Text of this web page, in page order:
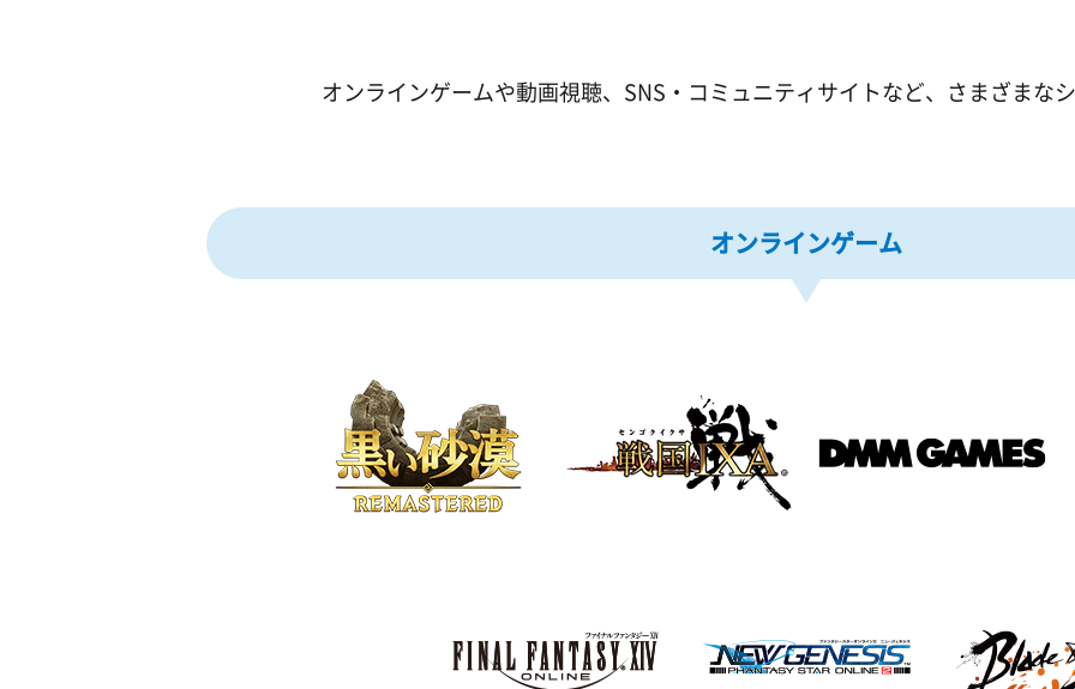
オンラインゲームや動画視聴、SNS・コミュニティサイトなど、さまざまな
オンラインゲーム